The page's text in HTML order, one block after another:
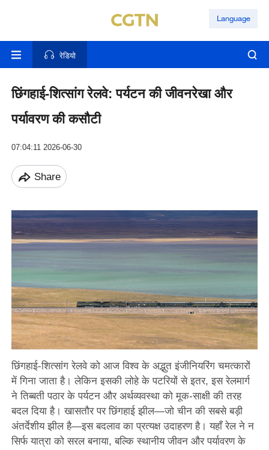
Language
रेडियो
छिंगहाई-शित्सांग रेलवे: पर्यटन की जीवनरेखा और
पर्यावरण की कसौटी
07:04:11 2026-06-30
Share
छिंगहाई-शित्सांग रेलवे को आज विश्व के अद्भुत इंजीनियरिंग चमत्कारों
में गिना जाता है। लेकिन इसकी लोहे के पटरियों से इतर, इस रेलमार्ग
ने तिब्बती पठार के पर्यटन और अर्थव्यवस्था को मूक-साक्षी की तरह
बदल दिया है। खासतौर पर छिंगहाई झील—जो चीन की सबसे बड़ी
अंतर्देशीय झील है—इस बदलाव का प्रत्यक्ष उदाहरण है। यहाँ रेल ने न
सिर्फ यात्रा को सरल बनाया, बल्कि स्थानीय जीवन और पर्यावरण के